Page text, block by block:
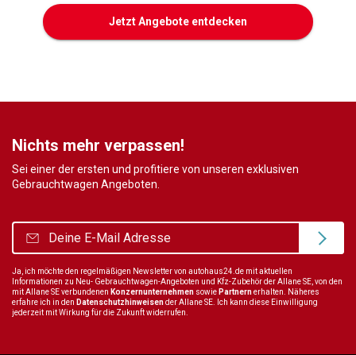
Jetzt Angebote entdecken
Nichts mehr verpassen!
Sei einer der ersten und profitiere von unseren exklusiven
Gebrauchtwagen Angeboten.
Ja, ich möchte den regelmäßigen Newsletter von autohaus24.de mit aktuellen
Informationen zu Neu- Gebrauchtwagen-Angeboten und Kfz-Zubehör der Allane SE, von den
mit Allane SE verbundenen Konzernunternehmen sowie Partnernerhalten. Näheres
erfahre ich in den Datenschutzhinweisender Allane SE. Ich kann diese Einwilligung
jederzeit mit Wirkung für die Zukunft widerrufen.